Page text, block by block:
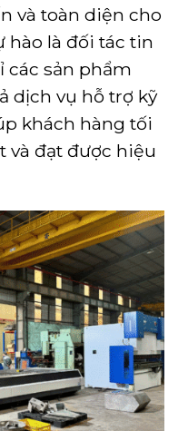
và toàn diện cho
hào là đối tác tin
các sản phẩm
dịch vụ hỗ trợ kỹ
khách hàng tối
và đạt được hiệu